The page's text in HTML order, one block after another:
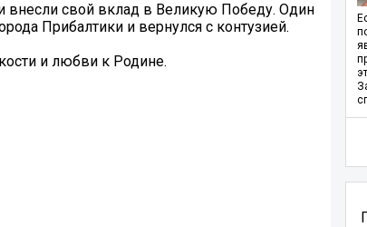
внесли свой вклад в Великую Победу. Один
Прибалтики и вернулся с контузией.
и любви к Родине.